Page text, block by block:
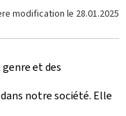
modification le 28.01.2025
et des
notre société. Elle